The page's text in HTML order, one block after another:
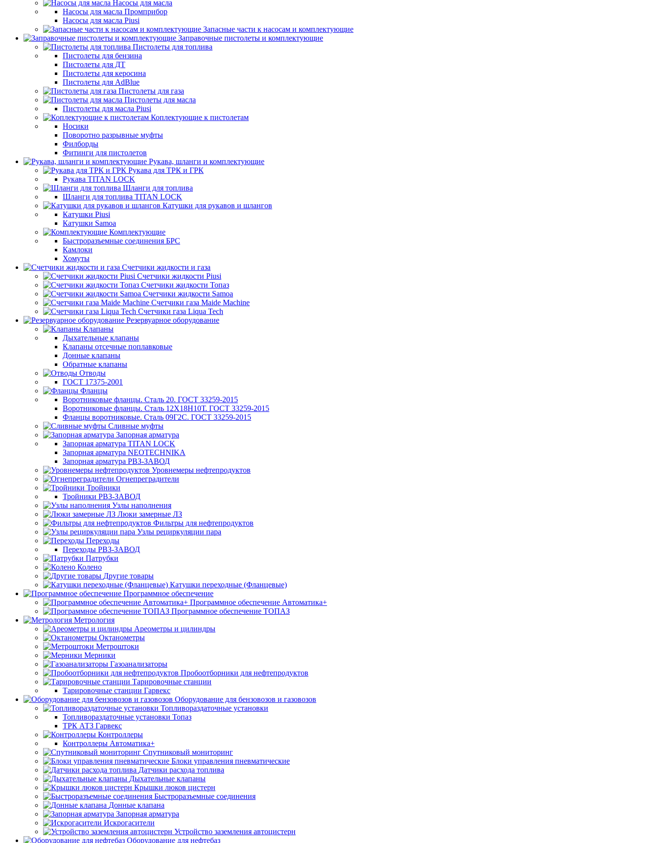
Насосы для масла
Насосы для масла Промприбор
Насосы для масла Piusi
Запасные части к насосам и комплектующие
Заправочные пистолеты и комплектующие
Пистолеты для топлива
Пистолеты для бензина
Пистолеты для ДТ
Пистолеты для керосина
Пистолеты для AdBlue
Пистолеты для газа
Пистолеты для масла
Пистолеты для масла Piusi
Коплектующие к пистолетам
Носики
Поворотно разрывные муфты
Филборды
Фитинги для пистолетов
Рукава, шланги и комплектующие
Рукава для ТРК и ГРК
Рукава TITAN LOCK
Шланги для топлива
Шланги для топлива TITAN LOCK
Катушки для рукавов и шлангов
Катушки Piusi
Катушки Samoa
Комплектующие
Быстроразъемные соединения БРС
Камлоки
Хомуты
Счетчики жидкости и газа
Счетчики жидкости Piusi
Счетчики жидкости Топаз
Счетчики жидкости Samoa
Счетчики газа Maide Machine
Счетчики газа Liqua Tech
Резервуарное оборудование
Клапаны
Дыхательные клапаны
Клапаны отсечные поплавковые
Донные клапаны
Обратные клапаны
Отводы
ГОСТ 17375-2001
Фланцы
Воротниковые фланцы. Сталь 20. ГОСТ 33259-2015
Воротниковые фланцы. Сталь 12Х18Н10Т. ГОСТ 33259-2015
Фланцы воротниковые. Сталь 09Г2С. ГОСТ 33259-2015
Сливные муфты
Запорная арматура
Запорная арматура TITAN LOCK
Запорная арматура NEOTECHNIKA
Запорная арматура РВЗ-ЗАВОД
Уровнемеры нефтепродуктов
Огнепреградители
Тройники
Тройники РВЗ-ЗАВОД
Узлы наполнения
Люки замерные ЛЗ
Фильтры для нефтепродуктов
Узлы рециркуляции пара
Переходы
Переходы РВЗ-ЗАВОД
Патрубки
Колено
Другие товары
Катушки переходные (Фланцевые)
Программное обеспечение
Программное обеспечение Автоматика+
Программное обеспечение ТОПАЗ
Метрология
Ареометры и цилиндры
Октанометры
Метроштоки
Мерники
Газоанализаторы
Пробоотборники для нефтепродуктов
Тарировочные станции
Тарировочные станции Гарвекс
Оборудование для бензовозов и газовозов
Топливораздаточные установки
Топливораздаточные установки Топаз
ТРК АТЗ Гарвекс
Контроллеры
Контроллеры Автоматика+
Спутниковый мониторинг
Блоки управления пневматические
Датчики расхода топлива
Дыхательные клапаны
Крышки люков цистерн
Быстроразъемные соединения
Донные клапана
Запорная арматура
Искрогасители
Устройство заземления автоцистерн
Оборудование для нефтебаз